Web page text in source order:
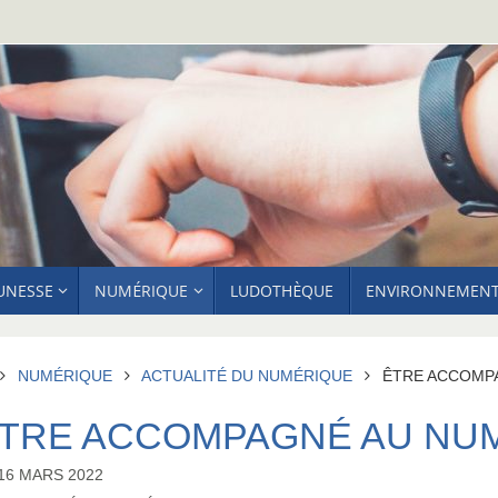
NUMÉRIQUE LUDOTHÈQUE
ACCUEIL
NUMÉRIQUE ACTUALITÉ DU NUMÉRIQUE ÊTRE
ACCOMPAGNÉ AU
MARS 2022